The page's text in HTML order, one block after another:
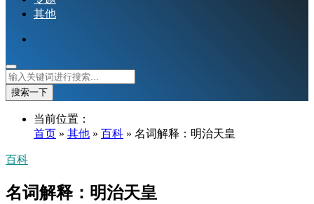
其他
搜索一下
当前位置：
首页 » 其他 » 百科 » 名词解释：明治天皇
百科
名词解释：明治天皇